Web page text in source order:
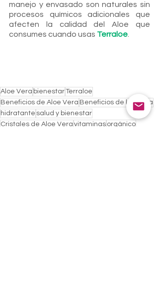
manejo y envasado son naturales sin
procesos químicos adicionales que
afecten la calidad del Aloe que
consumes cuando usas Terraloe
Aloe Vera bienestarTerraloe
Beneficios de Aloe Vera Beneficios de la Sábila
hidratante salud y bienestar
Cristales de Aloe Vera vitaminas orgánico